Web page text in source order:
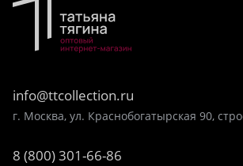
info@ttcollection.ru
г. Москва, ул. Краснобогатырская 90,
8 (800) 301-66-86